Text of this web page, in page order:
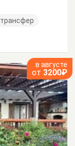
в августе
от 3200₽